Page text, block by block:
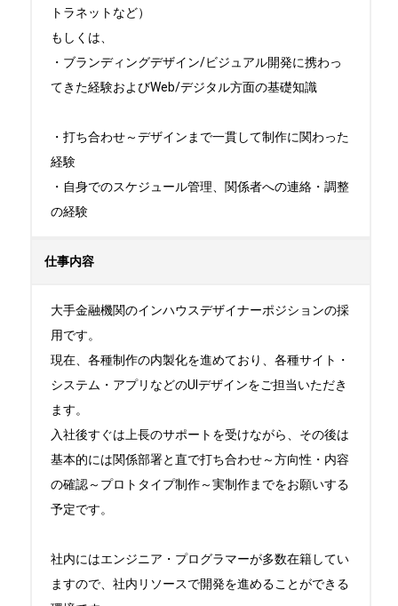
トラネットなど）
もしくは、
・ブランディングデザイン/ビジュアル開発に携わっ
てきた経験およびWeb/デジタル方面の基礎知識
・打ち合わせ～デザインまで一貫して制作に関わった
経験
・自身でのスケジュール管理、関係者への連絡・調整
の経験
仕事内容
大手金融機関のインハウスデザイナーポジションの採
用です。
現在、各種制作の内製化を進めており、各種サイト・
システム・アプリなどのUIデザインをご担当いただき
ます。
入社後すぐは上長のサポートを受けながら、その後は
基本的には関係部署と直で打ち合わせ～方向性・内容
の確認～プロトタイプ制作～実制作までをお願いする
予定です。
社内にはエンジニア・プログラマーが多数在籍してい
ますので、社内リソースで開発を進めることができる